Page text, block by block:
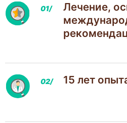
Лечение,
15 лет